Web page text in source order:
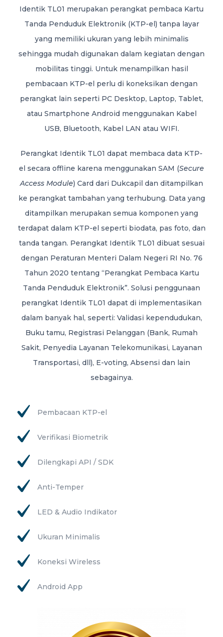
Identik TL01 merupakan perangkat pembaca Kartu
Tanda Penduduk Elektronik (KTP-el) tanpa layar
yang memiliki ukuran yang lebih minimalis
sehingga mudah digunakan dalam kegiatan dengan
mobilitas tinggi. Untuk menampilkan hasil
pembacaan KTP-el perlu di koneksikan dengan
perangkat lain seperti PC Desktop, Laptop, Tablet,
atau Smartphone Android menggunakan Kabel
USB, Bluetooth, Kabel LAN atau WIFI.
Perangkat Identik TL01 dapat membaca data KTP-
el secara offline karena menggunakan SAM (Secure
Access Module) Card dari Dukcapil dan ditampilkan
ke perangkat tambahan yang terhubung. Data yang
ditampilkan merupakan semua komponen yang
terdapat dalam KTP-el seperti biodata, pas foto, dan
tanda tangan. Perangkat Identik TL01 dibuat sesuai
dengan Peraturan Menteri Dalam Negeri RI No. 76
Tahun 2020 tentang “Perangkat Pembaca Kartu
Tanda Penduduk Elektronik”. Solusi penggunaan
perangkat Identik TL01 dapat di implementasikan
dalam banyak hal, seperti: Validasi kependudukan,
Buku tamu, Registrasi Pelanggan (Bank, Rumah
Sakit, Penyedia Layanan Telekomunikasi, Layanan
Transportasi, dll), E-voting, Absensi dan lain
sebagainya.
Pembacaan KTP-el
Verifikasi Biometrik
Dilengkapi API / SDK
Anti-Temper
LED & Audio Indikator
Ukuran Minimalis
Koneksi Wireless
Android App